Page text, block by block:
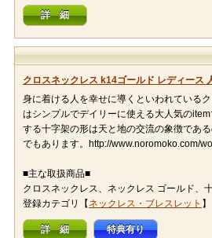
詳 細
クロスネックレス k14ゴールド レディース
身に着ける人を幸せに導くといわれている
はシンプルでデイリーに使える大人気の
する十字架の形は天と地の交流の象徴であ
でもあります。http://www.noromoko.com/
■主な取扱商品■
クロスネックレス、ネックレス ゴールド、
登録カテゴリ【 ネックレス・ブレスレット 】
詳 細 特典有り